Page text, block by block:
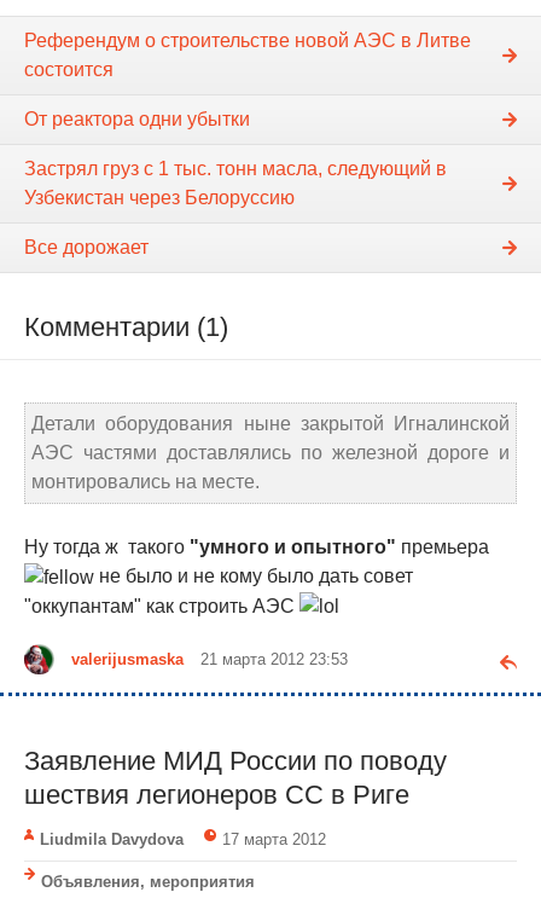
Референдум о строительстве новой АЭС в Литве
состоится
От реактора одни убытки
Застрял груз с 1 тыс. тонн масла, следующий в
Узбекистан через Белоруссию
Все дорожает
Комментарии (1)
Детали оборудования ныне закрытой Игналинской
АЭС частями доставлялись по железной дороге и
монтировались на месте.
Ну тогда ж такого "умного и опытного" премьера
не было и не кому было дать совет
"оккупантам" как строить АЭС
valerijusmaska 21 марта 2012 23:53
Заявление МИД России по поводу
шествия легионеров СС в Риге
Liudmila Davydova 17 марта 2012
Объявления, мероприятия